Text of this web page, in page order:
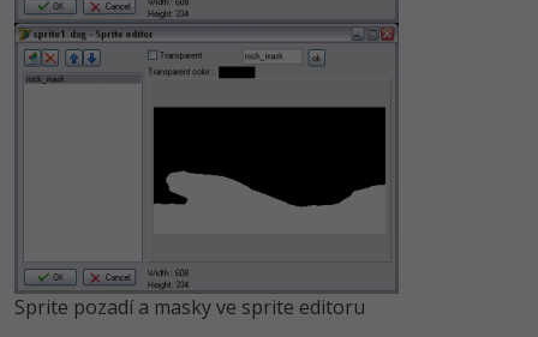
Sprite pozadí a masky ve sprite editoru